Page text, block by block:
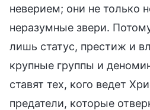
неверием; они не только
неразумные звери.
лишь статус, престиж и
крупные группы и
ставят тех, кого ведет
предатели, которые